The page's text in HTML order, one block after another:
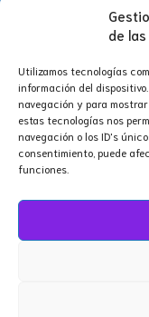
de
Utilizamos tecnologías
información del
navegación y para
estas tecnologías nos
navegación o los ID's
consentimiento, puede
funciones.
®